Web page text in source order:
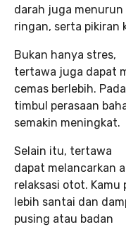
darah juga menurun
ringan, serta pikiran
Bukan hanya stres,
tertawa juga dapat
cemas berlebih.
timbul perasaan
semakin meningkat.
Selain itu, tertawa
dapat melancarkan
relaksasi otot. Kamu
lebih santai dan
pusing atau badan